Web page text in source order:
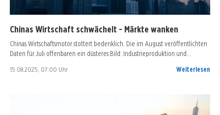
Chinas Wirtschaft schwächelt - Märkte wanken
Chinas Wirtschaftsmotor stottert bedenklich. Die im August veröffentlichten
Daten für Juli offenbaren ein düsteres Bild: Industrieproduktion und…
15.08.2025, 07:00 Uhr Weiterlesen